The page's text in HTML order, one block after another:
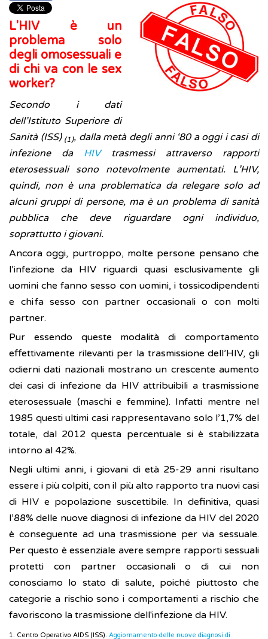
L'HIV è un
problema solo
degli omosessuali e
di chi va con le sex
worker?
Secondo i dati
dell’Istituto Superiore di
Sanità (ISS) (1), dalla metà degli anni ‘80 a oggi i casi di
infezione da HIVtrasmessi attraverso rapporti
eterosessuali sono notevolmente aumentati. L’HIV,
quindi, non è una problematica da relegare solo ad
alcuni gruppi di persone, ma è un problema di sanità
pubblica che deve riguardare ogni individuo,
soprattutto i giovani.
Ancora oggi, purtroppo, molte persone pensano che
l’infezione da HIV riguardi quasi esclusivamente gli
uomini che fanno sesso con uomini, i tossicodipendenti
e chi fa sesso con partner occasionali o con molti
partner.
Pur essendo queste modalità di comportamento
effettivamente rilevanti per la trasmissione dell’HIV, gli
odierni dati nazionali mostrano un crescente aumento
dei casi di infezione da HIV attribuibili a trasmissione
eterosessuale (maschi e femmine). Infatti mentre nel
1985 questi ultimi casi rappresentavano solo l’1,7% del
totale, dal 2012 questa percentuale si è stabilizzata
intorno al 42%.
Negli ultimi anni, i giovani di età 25-29 anni risultano
essere i più colpiti, con il più alto rapporto tra nuovi casi
di HIV e popolazione suscettibile. In definitiva, quasi
l’88% delle nuove diagnosi di infezione da HIV del 2020
è conseguente ad una trasmissione per via sessuale.
Per questo è essenziale avere sempre rapporti sessuali
protetti con partner occasionali o di cui non
conosciamo lo stato di salute, poiché piuttosto che
categorie a rischio sono i comportamenti a rischio che
favoriscono la trasmissione dell'infezione da HIV.
1. Centro Operativo AIDS (ISS). Aggiornamento delle nuove diagnosi di